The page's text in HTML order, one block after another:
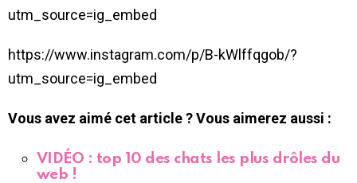
utm_source=ig_embed
https://www.instagram.com/p/B-kWlffqgob/?
utm_source=ig_embed
Vous avez aimé cet article ? Vous aimerez aussi :
VIDÉO : top 10 des chats les plus drôles du
web !